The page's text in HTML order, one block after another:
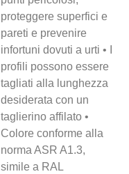
proteggere superfici e
pareti e prevenire
infortuni dovuti a urti • I
profili possono essere
tagliati alla lunghezza
desiderata con un
taglierino affilato •
Colore conforme alla
norma ASR A1.3,
simile a RAL